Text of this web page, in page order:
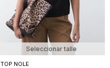
Seleccionar talle
TOP NOLE